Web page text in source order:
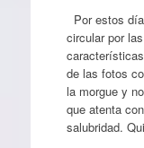
Por estos
circular por
de las fotos
la morgue y
que atenta
salubridad.